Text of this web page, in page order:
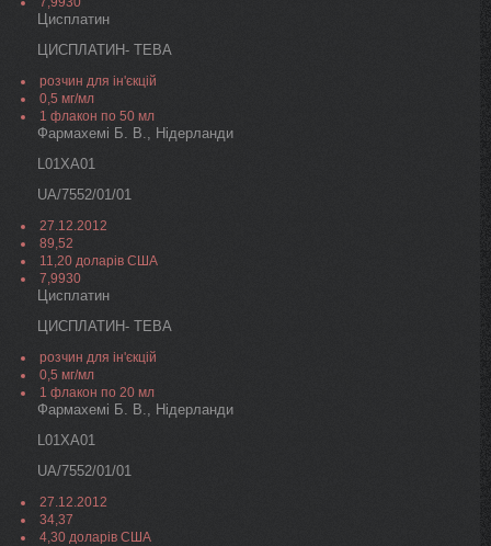
Цисплатин
ЦИСПЛАТИН- ТЕВА
розчин для ін'єкцій
0,5 мг/мл
1 флакон по 50 мл
Фармахемі Б. В., Нідерланди
L01XA01
UA/7552/01/01
27.12.2012
89,52
11,20 доларів США
7,9930
Цисплатин
ЦИСПЛАТИН- ТЕВА
розчин для ін'єкцій
0,5 мг/мл
1 флакон по 20 мл
Фармахемі Б. В., Нідерланди
L01XA01
UA/7552/01/01
27.12.2012
34,37
4,30 доларів США